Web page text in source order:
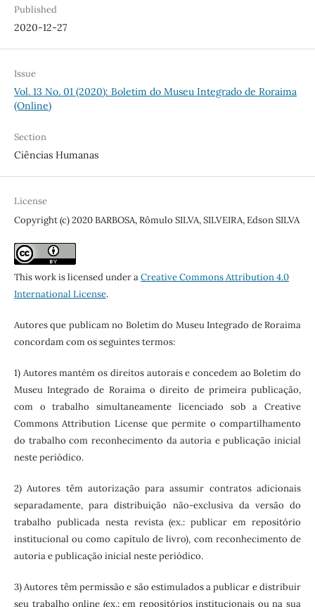
Published
2020-12-27
Issue
Vol. 13 No. 01 (2020): Boletim do Museu Integrado de Roraima
(Online)
Section
Ciências Humanas
License
Copyright (c) 2020 BARBOSA, Rômulo SILVA, SILVEIRA, Edson SILVA
This work is licensed under aCreative Commons Attribution 4.0
International License.
Autores que publicam no Boletim do Museu Integrado de Roraima
concordam com os seguintes termos:
1) Autores mantém os direitos autorais e concedem ao Boletim do
Museu Integrado de Roraima o direito de primeira publicação,
com o trabalho simultaneamente licenciado sob a Creative
Commons Attribution License que permite o compartilhamento
do trabalho com reconhecimento da autoria e publicação inicial
neste periódico.
2) Autores têm autorização para assumir contratos adicionais
separadamente, para distribuição não-exclusiva da versão do
trabalho publicada nesta revista (ex.: publicar em repositório
institucional ou como capítulo de livro), com reconhecimento de
autoria e publicação inicial neste periódico.
3) Autores têm permissão e são estimulados a publicar e distribuir
seu trabalho online (ex.: em repositórios institucionais ou na sua